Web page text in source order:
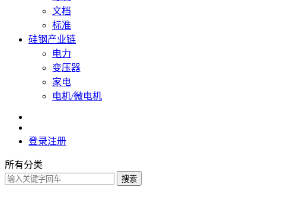
文档
标准
硅钢产业链
电力
变压器
家电
电机/微电机
登录注册
所有分类
搜索